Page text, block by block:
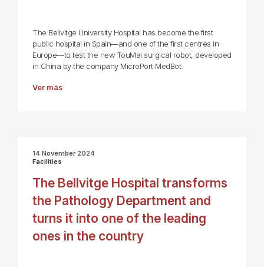
The Bellvitge University Hospital has become the first
public hospital in Spain—and one of the first centres in
Europe—to test the new TouMai surgical robot, developed
in China by the company MicroPort MedBot.
Ver más
14 November 2024
Facilities
The Bellvitge Hospital transforms
the Pathology Department and
turns it into one of the leading
ones in the country